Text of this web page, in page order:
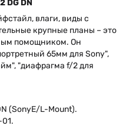
DG DN
влаги, виды с
крупные планы – это
помощником. Он
65мм для Sony",
"диафрагма f/2 для
(SonyE/L-Mount).